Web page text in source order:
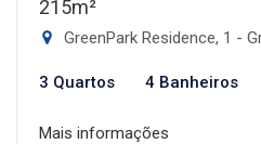
215m²
GreenPark Residence, 1 -
3 Quartos 4 Banheiros
Mais informações